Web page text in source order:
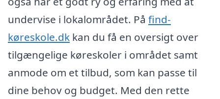
undervise i lokalområdet. På find-
køreskole.dk kan du få en oversigt over
tilgængelige køreskoler i området samt
anmode om et tilbud, som kan passe til
dine behov og budget. Med den rette